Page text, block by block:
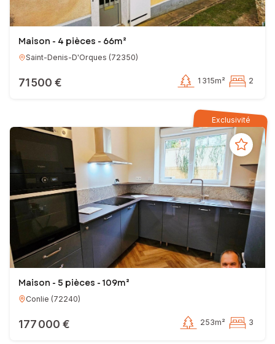
Maison - 4 pièces - 66m²
Saint-Denis-D'Orques (72350)
71 500 € 1 315m² 2
Exclusivité
Maison - 5 pièces - 109m²
Conlie (72240)
177 000 € 253m² 3